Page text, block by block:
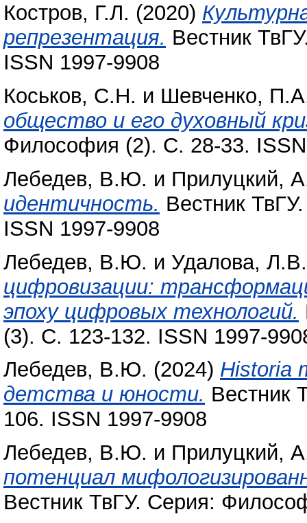
Костров, Г.Л. (2020)
репрезентация. Вестник
ISSN 1997-9908
Коськов, С.Н. и Шевченко,
общество и его духовный
Философия (2). С. 28-33.
Лебедев, В.Ю. и Прилуцкий,
идентичность. Вестник
ISSN 1997-9908
Лебедев, В.Ю. и Удалова, Л.В.
цифровизации:
эпоху цифровых технологий.
(3). С. 123-132. ISSN 1997-
Лебедев, В.Ю. (2024) Historia
детства и юности. Вестник
106. ISSN 1997-9908
Лебедев, В.Ю. и Прилуцкий,
потенциал
Вестник ТвГУ. Серия: